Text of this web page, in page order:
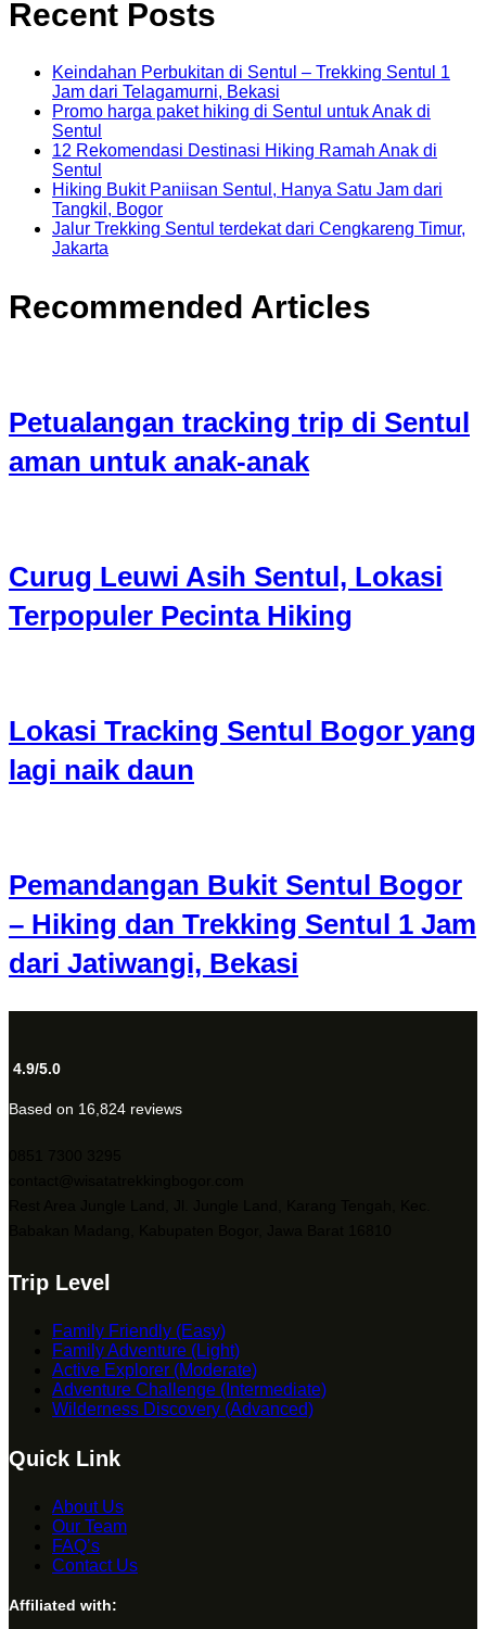
Recent Posts
Keindahan Perbukitan di Sentul – Trekking Sentul 1
Jam dari Telagamurni, Bekasi
Promo harga paket hiking di Sentul untuk Anak di
Sentul
12 Rekomendasi Destinasi Hiking Ramah Anak di
Sentul
Hiking Bukit Paniisan Sentul, Hanya Satu Jam dari
Tangkil, Bogor
Jalur Trekking Sentul terdekat dari Cengkareng Timur,
Jakarta
Recommended Articles
Petualangan tracking trip di Sentul
aman untuk anak-anak
Curug Leuwi Asih Sentul, Lokasi
Terpopuler Pecinta Hiking
Lokasi Tracking Sentul Bogor yang
lagi naik daun
Pemandangan Bukit Sentul Bogor
– Hiking dan Trekking Sentul 1 Jam
dari Jatiwangi, Bekasi
4.9/5.0
Based on 16,824 reviews
Trip Level
Family Friendly (Easy)
Family Adventure (Light)
Active Explorer (Moderate)
Adventure Challenge (Intermediate)
Wilderness Discovery (Advanced)
Quick Link
About Us
Our Team
FAQ’s
Contact Us
Affiliated with: